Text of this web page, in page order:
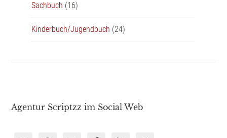
Sachbuch (16)
Kinderbuch/Jugendbuch (24)
Agentur Scriptzz im Social Web